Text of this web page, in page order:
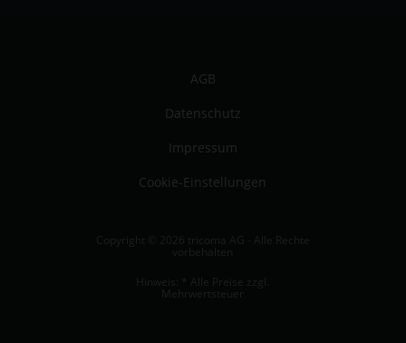
AGB
Datenschutz
Impressum
Cookie-Einstellungen